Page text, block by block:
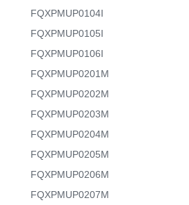
FQXPMUP0104I
FQXPMUP0105I
FQXPMUP0106I
FQXPMUP0201M
FQXPMUP0202M
FQXPMUP0203M
FQXPMUP0204M
FQXPMUP0205M
FQXPMUP0206M
FQXPMUP0207M